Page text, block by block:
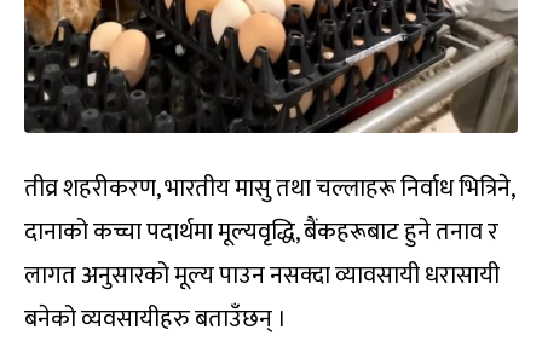
तीव्र शहरीकरण, भारतीय मासु तथा चल्लाहरू निर्वाध भित्रिने,
दानाको कच्चा पदार्थमा मूल्यवृद्धि, बैंकहरूबाट हुने तनाव र
लागत अनुसारको मूल्य पाउन नसक्दा व्यावसायी धरासायी
बनेको व्यवसायीहरु बताउँछन् ।